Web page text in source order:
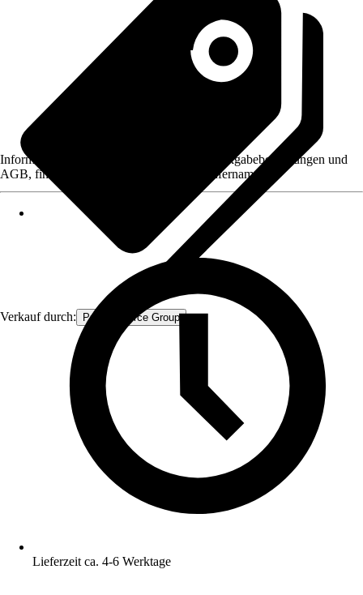
Verkauf durch: Procommerce Group
Informationen des Verkäufers, wie z. B. Rückgabebedingungen und
AGB, finden Sie bei Klick auf den Verkäufernamen.
Lieferzeit ca. 4-6 Werktage